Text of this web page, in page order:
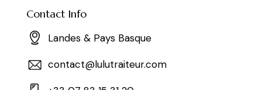
Contact Info
Landes & Pays Basque
contact@lulutraiteur.com